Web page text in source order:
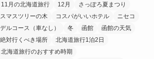
11月の北海道旅行 12月
さっぽろ夏まつり
マスツリーの木 コスパがいいホテル
ニセコ
ルコース（車なし） 冬 函館
函館の天気
対行くべき場所
北海道旅行1泊2日
北海道旅行のおすすめ時期